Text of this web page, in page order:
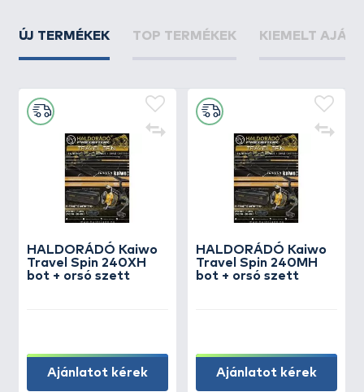
ÚJ TERMÉKEK TOP TERMÉKEK KIEMELT
HALDORÁDÓ Kaiwo
Travel Spin 240XH
bot + orsó szett
Ajánlatot kérek
HALDORÁDÓ Kaiwo
Travel Spin 240MH
bot + orsó szett
Ajánlatot kérek